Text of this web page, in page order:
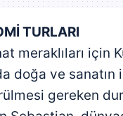
TURLARI
meraklıları için
doğa ve
gereken